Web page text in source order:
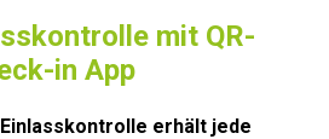
mit QR-
in App
erhält jede